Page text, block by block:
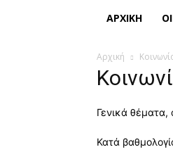
ΑΡΧΙΚΗ
Αρχική
Γενικά
Κατά